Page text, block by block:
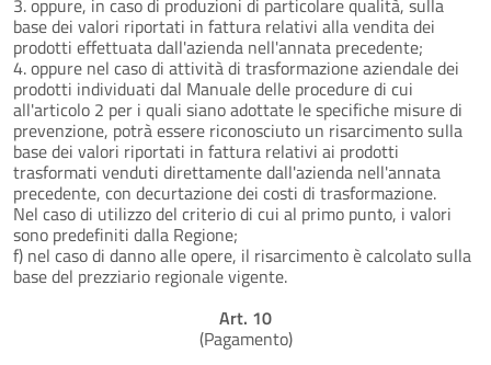
base dei valori riportati in fattura relativi alla vendita dei
prodotti effettuata dall'azienda nell'annata precedente;
4. oppure nel caso di attività di trasformazione aziendale dei
prodotti individuati dal Manuale delle procedure di cui
all'articolo 2 per i quali siano adottate le specifiche misure di
prevenzione, potrà essere riconosciuto un risarcimento sulla
base dei valori riportati in fattura relativi ai prodotti
trasformati venduti direttamente dall'azienda nell'annata
precedente, con decurtazione dei costi di trasformazione.
Nel caso di utilizzo del criterio di cui al primo punto, i valori
sono predefiniti dalla Regione;
f) nel caso di danno alle opere, il risarcimento è calcolato sulla
base del prezziario regionale vigente.
Art. 10
(Pagamento)